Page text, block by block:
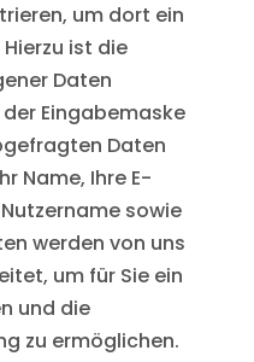
um dort ein
ist die
Daten
Eingabemaske
Daten
Name, Ihre E-
sowie
werden von uns
um für Sie ein
und die
zu ermöglichen.